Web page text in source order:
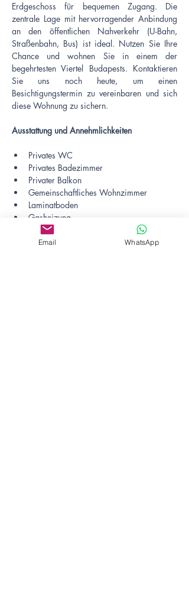
Erdgeschoss für bequemen Zugang. Die
zentrale Lage mit hervorragender Anbindung
an den öffentlichen Nahverkehr (U-Bahn,
Straßenbahn, Bus) ist ideal. Nutzen Sie Ihre
Chance und wohnen Sie in einem der
begehrtesten Viertel Budapests. Kontaktieren
Sie uns noch heute, um einen
Besichtigungstermin zu vereinbaren und sich
diese Wohnung zu sichern.
Ausstattung und Annehmlichkeiten
Privates WC
Privates Badezimmer
Privater Balkon
Gemeinschaftliches Wohnzimmer
Laminatboden
Gasheizung
Eigene Küchenausstattung
Internet
Email WhatsApp